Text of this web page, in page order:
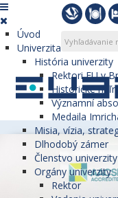
Úvod
Univerzita
História univerzity
Rektori EU v
Historické
Významní
Medaila
Misia, vízia,
Dlhodobý zámer
Členstvo
Orgány univerzity
Rektor